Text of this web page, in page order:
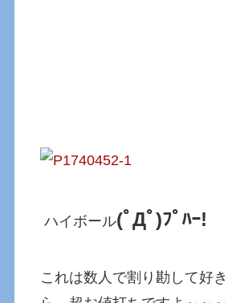
ハイボール(ﾟДﾟ)ﾌﾟﾊｰ!
これは数人で割り勘して好